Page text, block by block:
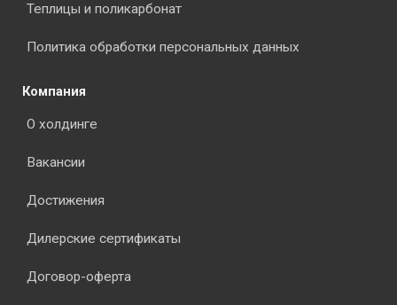
Теплицы и поликарбонат
Политика обработки персональных данных
Компания
О холдинге
Вакансии
Достижения
Дилерские сертификаты
Договор-оферта